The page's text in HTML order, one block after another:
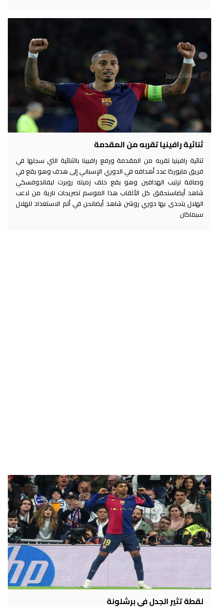
ثنائية رافينيا تقربه من المقدمة
ثنائية رافينيا تقربه من المقدمة ورفع رافيينا بالثنائية التي سجلها في
فريق مايوركا عدد أهدافه في الدوري الإسباني إلى هدف وهو يقع في
وصافة ترتيب الهدافين وهو يقع خلف زميله روبرت ليفاندوفسكي
شاهد أيضاسنحقق كل الألقاب هذا الموسم تصريحات نارية من لاعب
الهلال يتحدى بها دوري روشن شاهد أيضانحن في أتم الاستعداد للهلال
سيماكان
لقطة تثير الجدل في برشلونة